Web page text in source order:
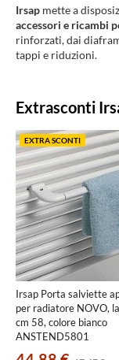
Irsap mette a
accessori e ricambi
rinforzati, dai
tappi e riduzioni.
in
evidenza
Extrasconti
EXTRA SCONTI
Irsap Porta salviette
per radiatore NOVO,
cm 58, colore bianco
ANSTEND5801